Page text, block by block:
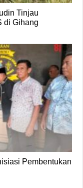
Tinjau
di Gihang
Pembentukan